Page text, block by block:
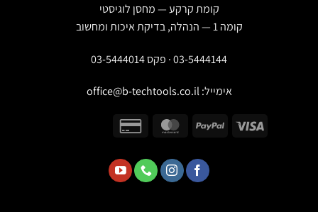
קומת קרקע — מחסן לוגיסטי
03-5444144 · פקס 03-5444014
אימייל:office@b-techtools.co.il